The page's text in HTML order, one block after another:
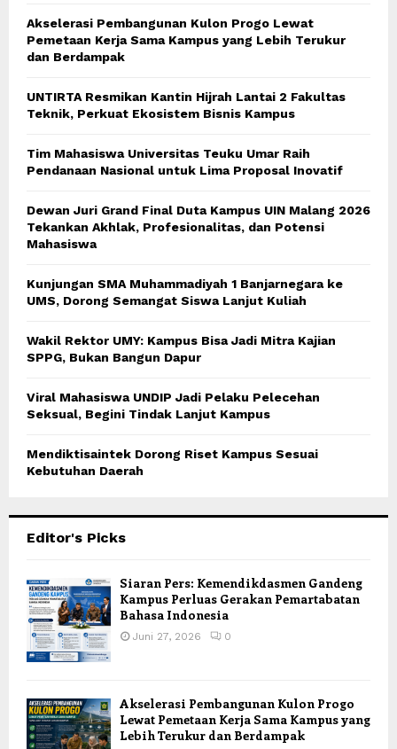
Akselerasi Pembangunan Kulon Progo Lewat
Pemetaan Kerja Sama Kampus yang Lebih Terukur
dan Berdampak
UNTIRTA Resmikan Kantin Hijrah Lantai 2 Fakultas
Teknik, Perkuat Ekosistem Bisnis Kampus
Tim Mahasiswa Universitas Teuku Umar Raih
Pendanaan Nasional untuk Lima Proposal Inovatif
Dewan Juri Grand Final Duta Kampus UIN Malang 2026
Tekankan Akhlak, Profesionalitas, dan Potensi
Mahasiswa
Kunjungan SMA Muhammadiyah 1 Banjarnegara ke
UMS, Dorong Semangat Siswa Lanjut Kuliah
Wakil Rektor UMY: Kampus Bisa Jadi Mitra Kajian
SPPG, Bukan Bangun Dapur
Viral Mahasiswa UNDIP Jadi Pelaku Pelecehan
Seksual, Begini Tindak Lanjut Kampus
Mendiktisaintek Dorong Riset Kampus Sesuai
Kebutuhan Daerah
Editor's Picks
Siaran Pers: Kemendikdasmen Gandeng
Kampus Perluas Gerakan Pemartabatan
Bahasa Indonesia
Juni 27, 2026 0
Akselerasi Pembangunan Kulon Progo
Lewat Pemetaan Kerja Sama Kampus yang
Lebih Terukur dan Berdampak